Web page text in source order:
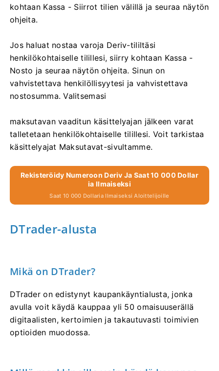
kohtaan Kassa - Siirrot tilien välillä ja seuraa näytön
ohjeita.
Jos haluat nostaa varoja Deriv-tililtäsi
henkilökohtaiselle tilillesi, siirry kohtaan Kassa -
Nosto ja seuraa näytön ohjeita. Sinun on
vahvistettava henkilöllisyytesi ja vahvistettava
nostosumma. Valitsemasi
maksutavan vaaditun käsittelyajan jälkeen varat
talletetaan henkilökohtaiselle tilillesi. Voit tarkistaa
käsittelyajat Maksutavat-sivultamme.
Rekisteröidy Numeroon Deriv Ja Saat 10 000 Dollar
Ia Ilmaiseksi
Saat 10 000 Dollaria Ilmaiseksi Aloittelijoille
DTrader-alusta
Mikä on DTrader?
DTrader on edistynyt kaupankäyntialusta, jonka
avulla voit käydä kauppaa yli 50 omaisuuserällä
digitaalisten, kertoimien ja takautuvasti toimivien
optioiden muodossa.